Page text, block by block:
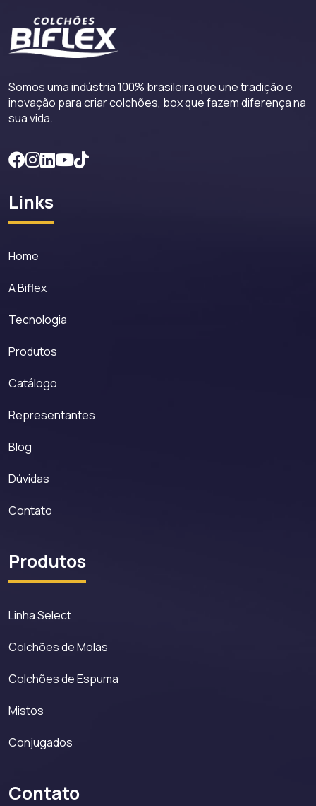
Somos uma indústria 100% brasileira que une tradição e
inovação para criar colchões, box que fazem diferença na
sua vida.
Links
Home
A Biflex
Tecnologia
Produtos
Catálogo
Representantes
Blog
Dúvidas
Contato
Produtos
Linha Select
Colchões de Molas
Colchões de Espuma
Mistos
Conjugados
Contato